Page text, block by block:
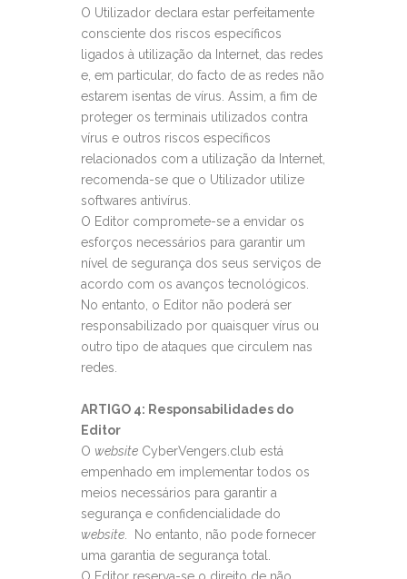
O Utilizador declara estar perfeitamente
consciente dos riscos específicos
ligados à utilização da Internet, das redes
e, em particular, do facto de as redes não
estarem isentas de vírus. Assim, a fim de
proteger os terminais utilizados contra
vírus e outros riscos específicos
relacionados com a utilização da Internet,
recomenda-se que o Utilizador utilize
softwares antivírus.
O Editor compromete-se a envidar os
esforços necessários para garantir um
nível de segurança dos seus serviços de
acordo com os avanços tecnológicos.
No entanto, o Editor não poderá ser
responsabilizado por quaisquer vírus ou
outro tipo de ataques que circulem nas
redes.
ARTIGO 4: Responsabilidades do
Editor
O website CyberVengers.club está
empenhado em implementar todos os
meios necessários para garantir a
segurança e confidencialidade do
website . No entanto, não pode fornecer
uma garantia de segurança total.